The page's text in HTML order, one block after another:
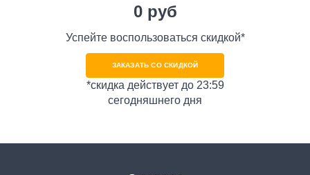
0руб
Успейте воспользоваться скидкой*
ЗАКАЗАТЬ СО СКИДКОЙ
*скидка действует до 23:59
сегодняшнего дня